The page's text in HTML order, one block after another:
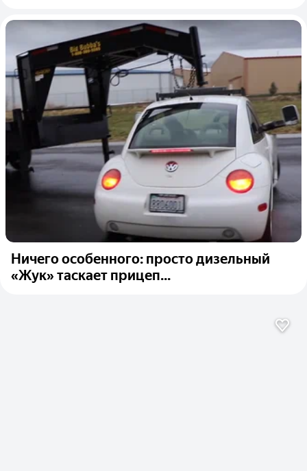
Ничего особенного: просто дизельный
«Жук» таскает прицеп...